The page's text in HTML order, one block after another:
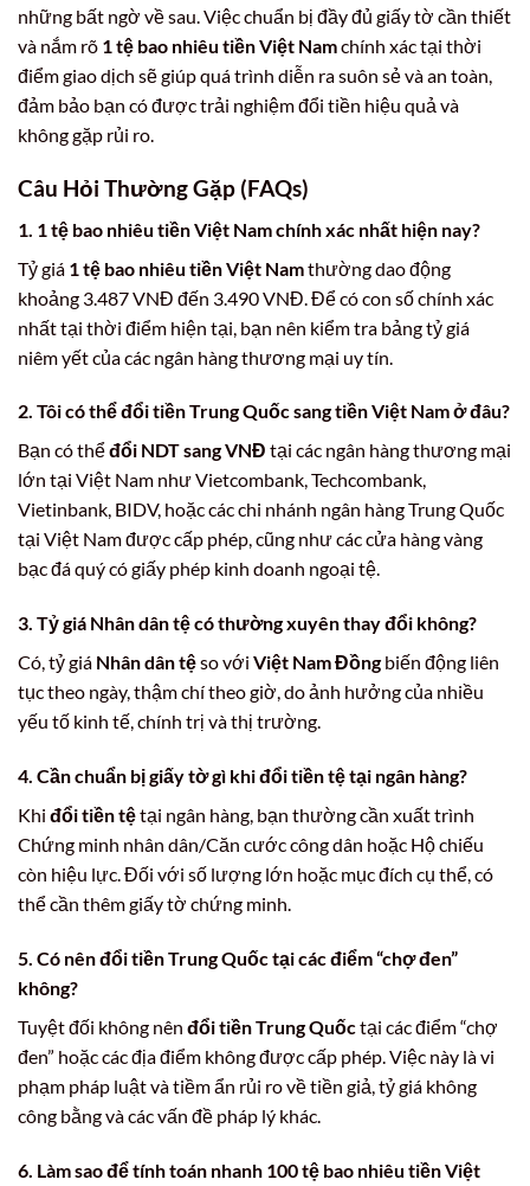
những bất ngờ về sau. Việc chuẩn bị đầy đủ giấy tờ cần thiết
và nắm rõ 1 tệ bao nhiêu tiền Việt Namchính xác tại thời
điểm giao dịch sẽ giúp quá trình diễn ra suôn sẻ và an toàn,
đảm bảo bạn có được trải nghiệm đổi tiền hiệu quả và
không gặp rủi ro.
Câu Hỏi Thường Gặp (FAQs)
1. 1 tệ bao nhiêu tiền Việt Namchính xác nhất hiện nay?
Tỷ giá 1 tệ bao nhiêu tiền Việt Namthường dao động
khoảng 3.487 VNĐ đến 3.490 VNĐ. Để có con số chính xác
nhất tại thời điểm hiện tại, bạn nên kiểm tra bảng tỷ giá
niêm yết của các ngân hàng thương mại uy tín.
2. Tôi có thểđổi tiền Trung Quốc sang tiền Việt Namở đâu?
Bạn có thểđổi NDT sang VNĐ tại các ngân hàng thương mại
lớn tại Việt Nam như Vietcombank, Techcombank,
Vietinbank, BIDV, hoặc các chi nhánh ngân hàng Trung Quốc
tại Việt Nam được cấp phép, cũng như các cửa hàng vàng
bạc đá quý có giấy phép kinh doanh ngoại tệ.
3. Tỷ giá Nhân dân tệcó thường xuyên thay đổi không?
Có, tỷ giá Nhân dân tệso với Việt Nam Đồngbiến động liên
tục theo ngày, thậm chí theo giờ, do ảnh hưởng của nhiều
yếu tố kinh tế, chính trị và thị trường.
4. Cần chuẩn bị giấy tờ gì khiđổi tiền tệtại ngân hàng?
Khi đổi tiền tệtại ngân hàng, bạn thường cần xuất trình
Chứng minh nhân dân/Căn cước công dân hoặc Hộ chiếu
còn hiệu lực. Đối với số lượng lớn hoặc mục đích cụ thể, có
thể cần thêm giấy tờ chứng minh.
5. Có nênđổi tiền Trung Quốctại các điểm “chợ đen”
không?
Tuyệt đối không nên đổi tiền Trung Quốctại các điểm “chợ
đen” hoặc các địa điểm không được cấp phép. Việc này là vi
phạm pháp luật và tiềm ẩn rủi ro về tiền giả, tỷ giá không
công bằng và các vấn đề pháp lý khác.
6. Làm sao để tính toán nhanh 100 tệ bao nhiêu tiền Việt